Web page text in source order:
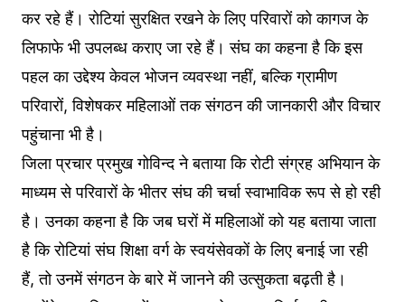
कर रहे हैं। रोटियां सुरक्षित रखने के लिए परिवारों को कागज के
लिफाफे भी उपलब्ध कराए जा रहे हैं। संघ का कहना है कि इस
पहल का उद्देश्य केवल भोजन व्यवस्था नहीं, बल्कि ग्रामीण
परिवारों, विशेषकर महिलाओं तक संगठन की जानकारी और विचार
पहुंचाना भी है।
जिला प्रचार प्रमुख गोविन्द ने बताया कि रोटी संग्रह अभियान के
माध्यम से परिवारों के भीतर संघ की चर्चा स्वाभाविक रूप से हो रही
है। उनका कहना है कि जब घरों में महिलाओं को यह बताया जाता
है कि रोटियां संघ शिक्षा वर्ग के स्वयंसेवकों के लिए बनाई जा रही
हैं, तो उनमें संगठन के बारे में जानने की उत्सुकता बढ़ती है।